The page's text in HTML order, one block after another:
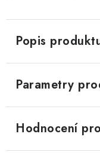
Popis
Parametry
Hodnocení